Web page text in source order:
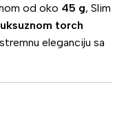
od oko 45 g, Slim
torch
eleganciju sa